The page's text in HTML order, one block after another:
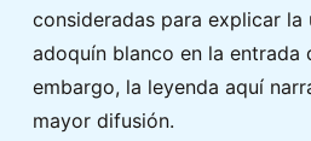
consideradas para explicar la
adoquín blanco en la entrada
embargo, la leyenda aquí
mayor difusión.